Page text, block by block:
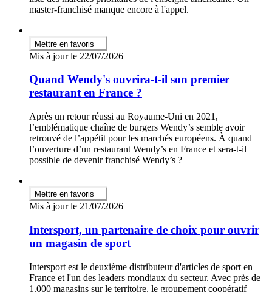
master-franchisé manque encore à l'appel.
Mettre en favoris
Mis à jour le 22/07/2026
Quand Wendy's ouvrira-t-il son premier
restaurant en France ?
Après un retour réussi au Royaume-Uni en 2021,
l’emblématique chaîne de burgers Wendy’s semble avoir
retrouvé de l’appétit pour les marchés européens. À quand
l’ouverture d’un restaurant Wendy’s en France et sera-t-il
possible de devenir franchisé Wendy’s ?
Mettre en favoris
Mis à jour le 21/07/2026
Intersport, un partenaire de choix pour ouvrir
un magasin de sport
Intersport est le deuxième distributeur d'articles de sport en
France et l'un des leaders mondiaux du secteur. Avec près de
1.000 magasins sur le territoire, le groupement coopératif